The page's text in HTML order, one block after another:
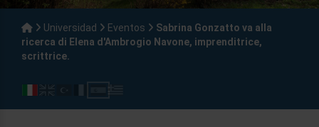
Universidad Eventos
Sabrina Gonzatto va alla
ricerca di Elena d'Ambrogio Navone, imprenditrice,
scrittrice.